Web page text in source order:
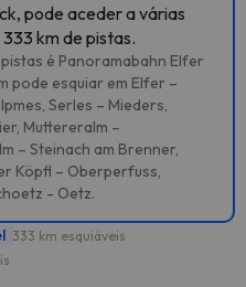
pode aceder a várias
km de pistas.
é Panoramabahn Elfer
pode esquiar em Elfer –
Serles – Mieders,
Muttereralm –
– Steinach am Brenner,
Köpfl – Oberperfuss,
- Oetz.
333 km esquiáveis